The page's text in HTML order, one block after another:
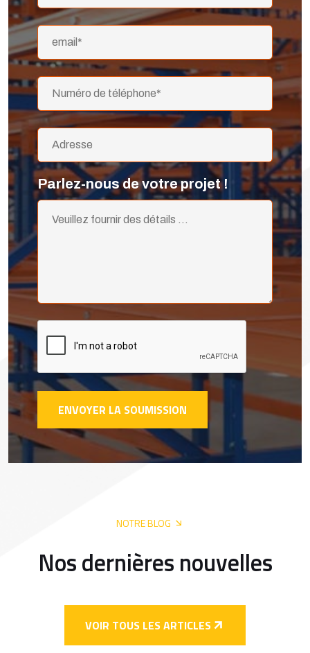
Parlez-nous de votre projet !
ENVOYER LA SOUMISSION
NOTRE BLOG
Nos dernières nouvelles
VOIR TOUS LES ARTICLES